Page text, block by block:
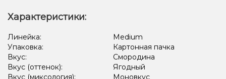
Вишня/Черешня, Ежевика, Лёд/Холодок
Виноград, Лёд/Холодок, Ягоды Арбуз, Дыня, Лёд/Холодок
Характеристики:
Линейка:
Medium
Упаковка:
Картонная пачка
Вкус:
Смородина
Вкус (оттенок):
Ягодный
Вкус (миксология):
Моновкус